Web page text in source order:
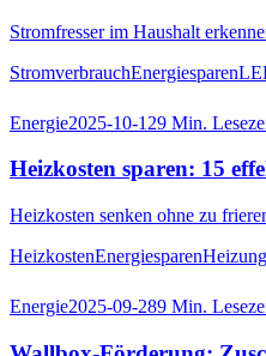
Stromfresser im Haushalt
StromverbrauchEnergiesparen
Energie2025-10-129 Min.
Heizkosten sparen: 15
Heizkosten senken ohne zu
HeizkostenEnergiesparenHeizung
Energie2025-09-289 Min.